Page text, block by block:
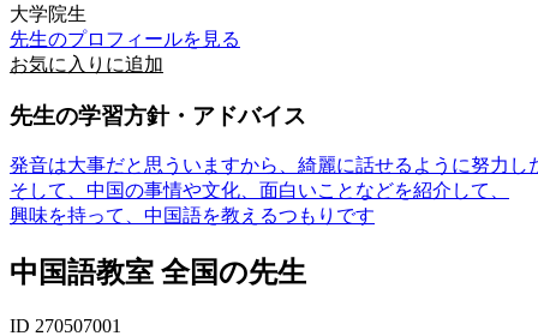
大学院生
先生のプロフィールを見る
お気に入りに追加
先生の学習方針・アドバイス
発音は大事だと思ういますから、綺麗に話せるように努力し
そして、中国の事情や文化、面白いことなどを紹介して、
興味を持って、中国語を教えるつもりです
中国語教室 全国の先生
ID 270507001